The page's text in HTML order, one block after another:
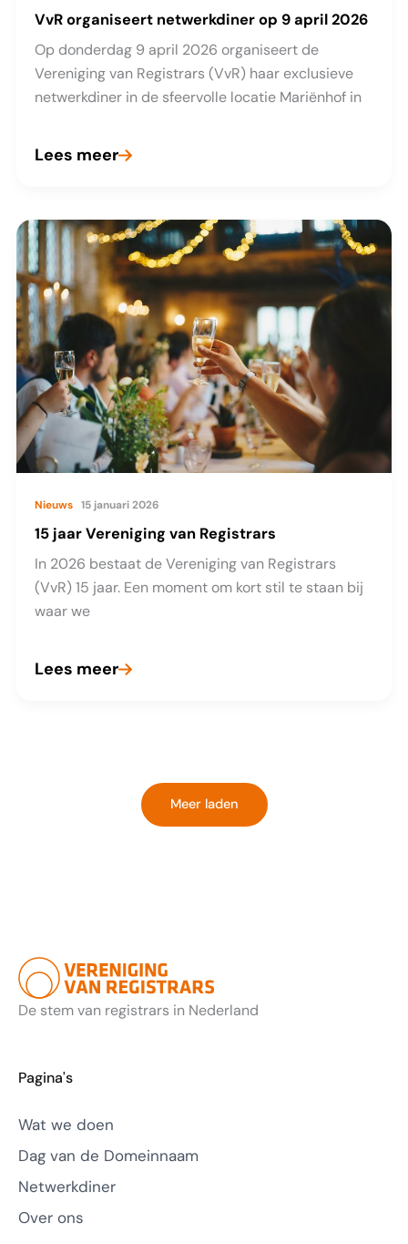
VvR organiseert netwerkdiner op 9 april 2026
Op donderdag 9 april 2026 organiseert de
Vereniging van Registrars (VvR) haar exclusieve
netwerkdiner in de sfeervolle locatie Mariënhof in
VvR
netwerkdiner
op
9
april
2026
Lees meer
Nieuws 15 januari 2026
15 jaar Vereniging van Registrars
In 2026 bestaat de Vereniging van Registrars
(VvR) 15 jaar. Een moment om kort stil te staan bij
waar we
15
Lees meer
Meer laden
De stem van registrars in Nederland
Pagina's
Wat we doen
Dag van de Domeinnaam
Netwerkdiner
Over ons